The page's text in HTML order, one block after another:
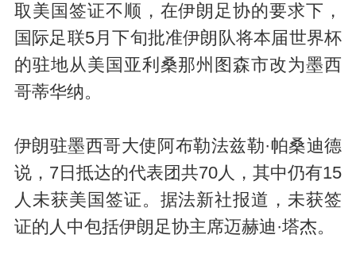
取美国签证不顺，在伊朗足协的要求下，
国际足联5月下旬批准伊朗队将本届世界杯
的驻地从美国亚利桑那州图森市改为墨西
哥蒂华纳。
伊朗驻墨西哥大使阿布勒法兹勒·帕桑迪德
说，7日抵达的代表团共70人，其中仍有15
人未获美国签证。据法新社报道，未获签
证的人中包括伊朗足协主席迈赫迪·塔杰。